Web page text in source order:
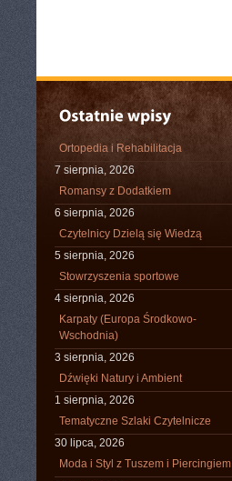
Ortopedia i Rehabilitacja
7 sierpnia, 2026
Romansy z Dodatkiem
6 sierpnia, 2026
Czytelnicy Dzielą się Wiedzą
5 sierpnia, 2026
Stowrzyszenia sportowe
4 sierpnia, 2026
Karpaty (Europa Środkowo-
Wschodnia)
3 sierpnia, 2026
Dźwięki Natury i Ambient
1 sierpnia, 2026
Tematyczne Szlaki Czytelnicze
30 lipca, 2026
Moda i Styl z Tuszem i Piercingiem